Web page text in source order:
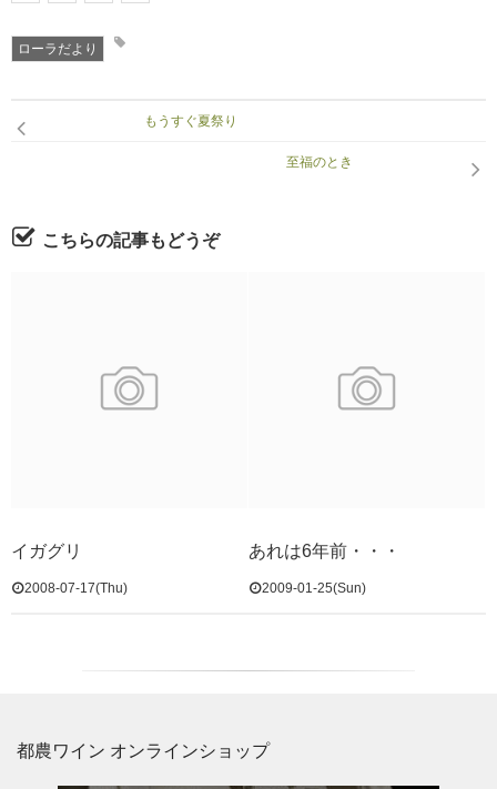
ローラだより
もうすぐ夏祭り
至福のとき
こちらの記事もどうぞ
イガグリ
2008-07-17(Thu)
あれは6年前・・・
2009-01-25(Sun)
都農ワイン オンラインショップ